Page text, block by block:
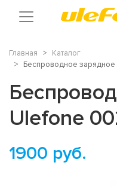
Главная
Каталог
Беспроводное зарядное
Ulefone
1900 руб.